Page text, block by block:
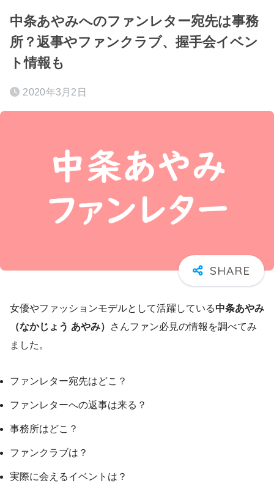
中条あやみへのファンレター宛先は事務
所？返事やファンクラブ、握手会イベン
ト情報も
2020年3月2日
女優やファッションモデルとして活躍している中条あやみ
（なかじょう あやみ）
さんファン必見の情報を調べてみ
ました。
ファンレター宛先はどこ？
ファンレターへの返事は来る？
事務所はどこ？
ファンクラブは？
実際に会えるイベントは？